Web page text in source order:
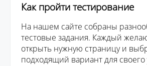
Как пройти тестирование
На нашем сайте собраны
тестовые задания. Каждый
открыть нужную страницу и
подходящий вариант для своего